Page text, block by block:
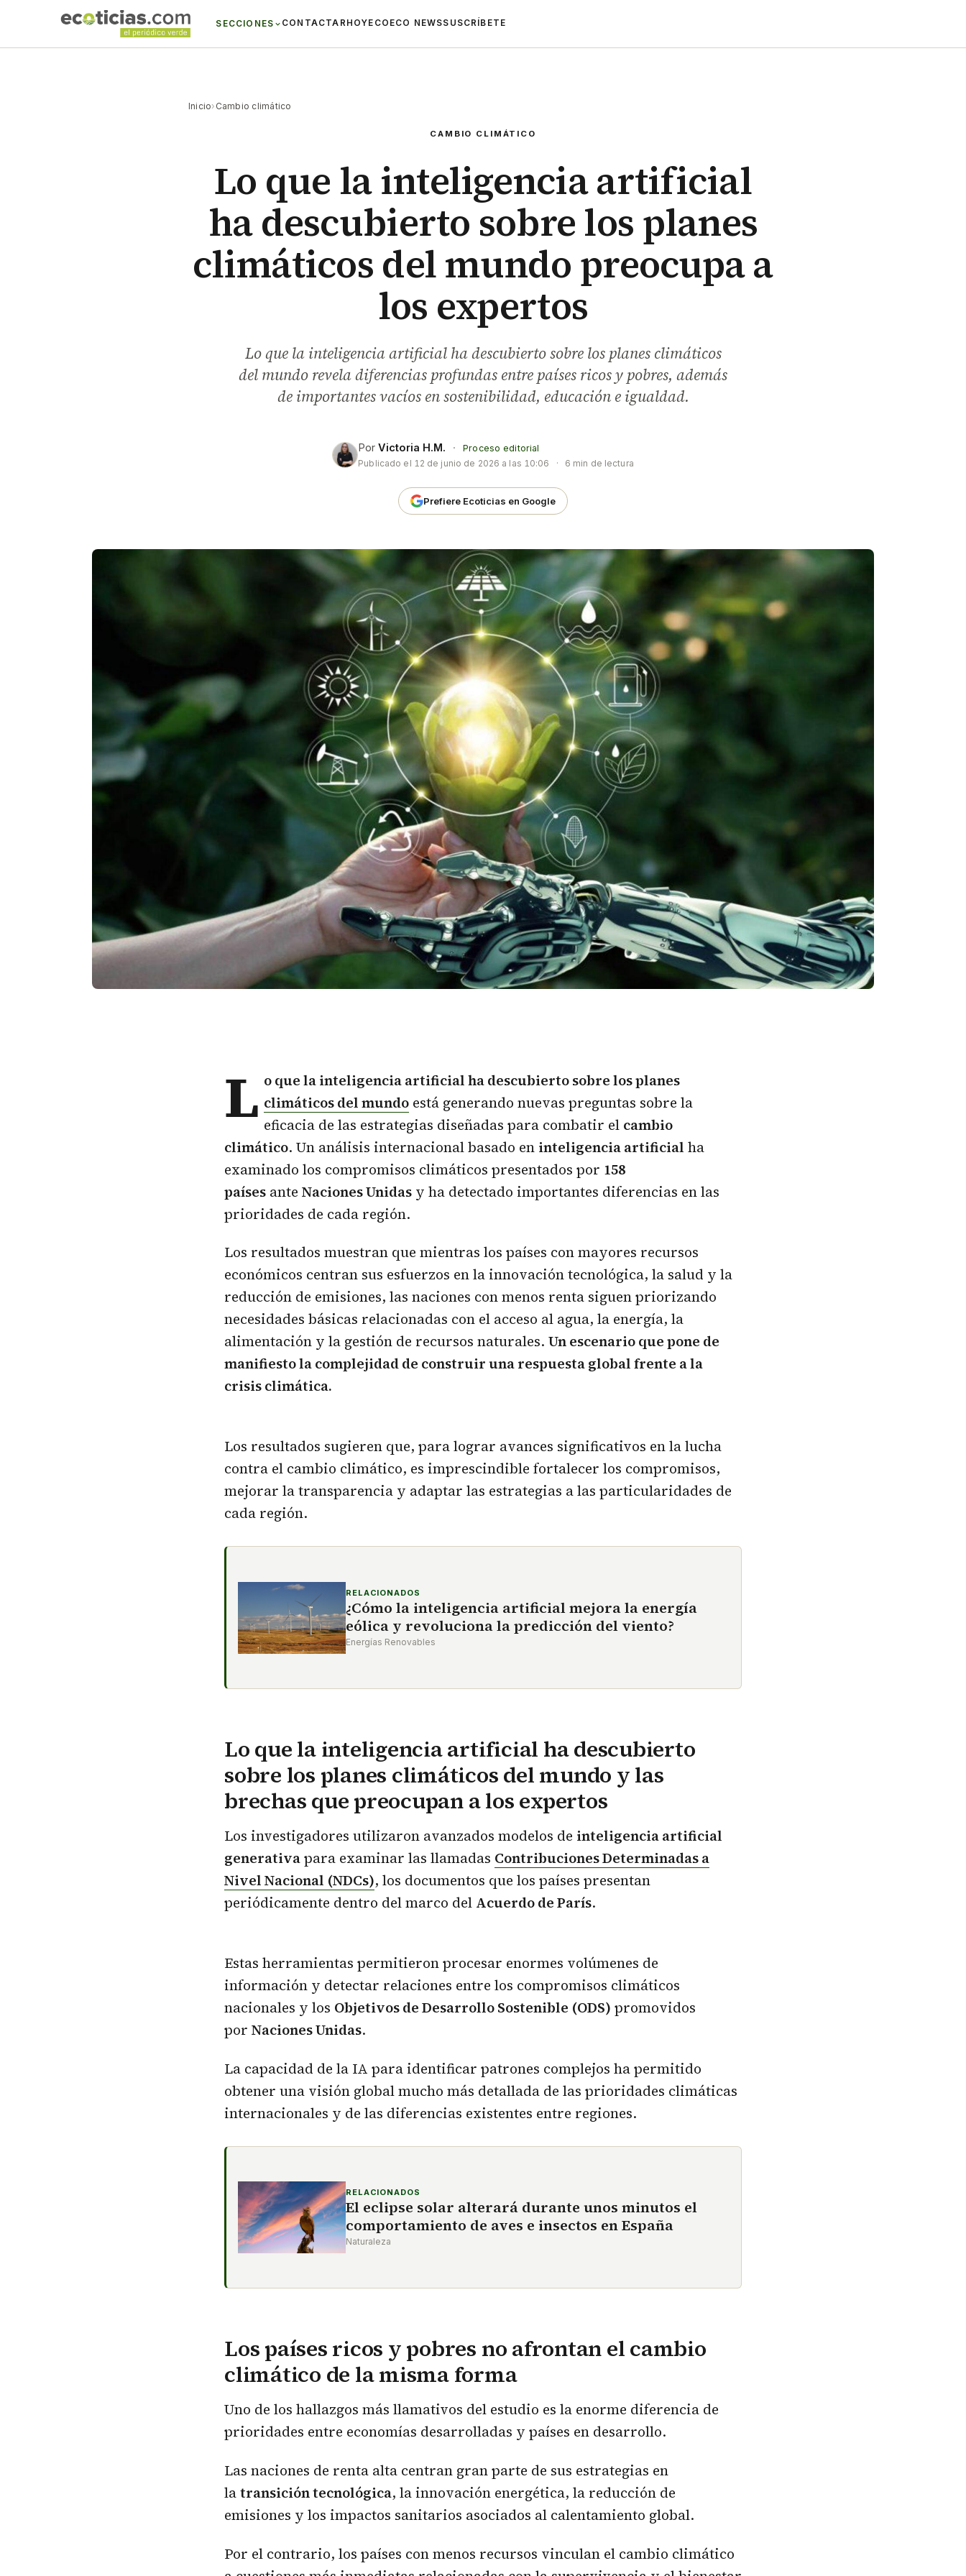
SECCIONES CONTACTAR HOYECO ECO NEWSSUSCRÍBETE
Inicio› Cambio climático
CAMBIO CLIMÁTICO
Lo que la inteligencia artificial
ha descubierto sobre los planes
climáticos del mundo preocupa a
los expertos
Lo que la inteligencia artificial ha descubierto sobre los planes climáticos
del mundo revela diferencias profundas entre países ricos y pobres, además
de importantes vacíos en sostenibilidad, educación e igualdad.
PorVictoria H.M. ·
Proceso editorial
Publicado el 12 de junio de 2026 a las 10:06 · 6 min de lectura
Prefiere Ecoticias en Google
L o quela inteligencia artificial ha descubierto sobre los planes
climáticos del mundo está generando nuevas preguntas sobre la
eficacia de las estrategias diseñadas para combatir el cambio
climático. Un análisis internacional basado en inteligencia artificial ha
examinado los compromisos climáticos presentados por 158
países ante Naciones Unidas y ha detectado importantes diferencias en las
prioridades de cada región.
Los resultados muestran que mientras los países con mayores recursos
económicos centran sus esfuerzos en la innovación tecnológica, la salud y la
reducción de emisiones, las naciones con menos renta siguen priorizando
necesidades básicas relacionadas con el acceso al agua, la energía, la
alimentación y la gestión de recursos naturales. Un escenario que pone de
manifiesto la complejidad de construir una respuesta global frente a la
crisis climática.
Los resultados sugieren que, para lograr avances significativos en la lucha
contra el cambio climático, es imprescindible fortalecer los compromisos,
mejorar la transparencia y adaptar las estrategias a las particularidades de
cada región.
RELACIONADOS
¿Cómo la inteligencia artificial mejora la energía
eólica y revoluciona la predicción del viento?
Energías Renovables
Lo que la inteligencia artificial ha descubierto
sobre los planes climáticos del mundo y las
brechas que preocupan a los expertos
Los investigadores utilizaron avanzados modelos de inteligencia artificial
generativapara examinar las llamadas Contribuciones Determinadas a
Nivel Nacional (NDCs), los documentos que los países presentan
periódicamente dentro del marco del Acuerdo de París.
Estas herramientas permitieron procesar enormes volúmenes de
información y detectar relaciones entre los compromisos climáticos
nacionales y los Objetivos de Desarrollo Sostenible (ODS) promovidos
por Naciones Unidas.
La capacidad de la IA para identificar patrones complejos ha permitido
obtener una visión global mucho más detallada de las prioridades climáticas
internacionales y de las diferencias existentes entre regiones.
RELACIONADOS
El eclipse solar alterará durante unos minutos el
comportamiento de aves e insectos en España
Naturaleza
Los países ricos y pobres no afrontan el cambio
climático de la misma forma
Uno de los hallazgos más llamativos del estudio es la enorme diferencia de
prioridades entre economías desarrolladas y países en desarrollo.
Las naciones de renta alta centran gran parte de sus estrategias en
latransición tecnológica, la innovación energética, la reducción de
emisiones y los impactos sanitarios asociados al calentamiento global.
Por el contrario, los países con menos recursos vinculan el cambio climático